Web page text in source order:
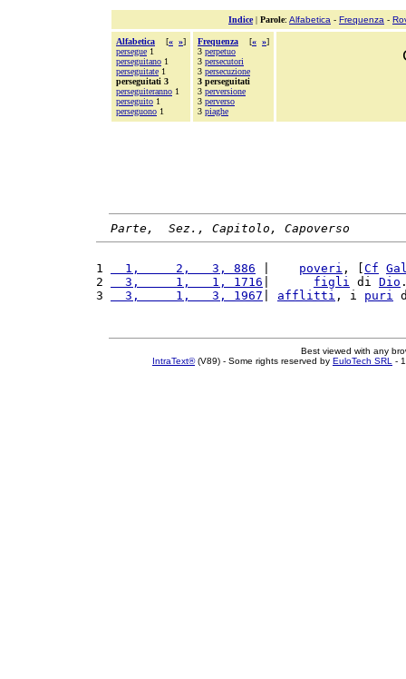
Indice| Parole: Alfabetica - Frequenza -
Alfabetica [« »]
persegue 1
perseguitano 1
perseguitate 1
perseguitati 3
perseguiteranno 1
perseguito 1
perseguono 1
Frequenza [« »]
3 perpetuo
3 persecutori
3 persecuzione
3 perseguitati
3 perversione
3 perverso
3 piaghe
Parte,  Sez., Capitolo, Capoverso
1
  1,     2,   3, 886
poveri , [ Cf
2
  3,     1,   1, 1716
figli di Dio
3
  3,     1,   3, 1967
afflitti , i puri
Best viewed with any
IntraText®(V89) - Some rights reserved by EuloTech SRL -